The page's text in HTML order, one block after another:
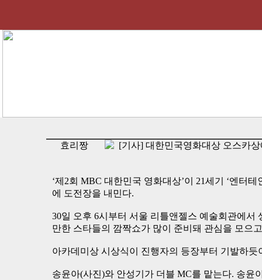
효리짱 [기사] 대한민국영화대상 오스카상
‘제2회 MBC 대한민국 영화대상’이 21세기 ‘엔터
에 도전장을 내민다.
30일 오후 6시부터 서울 리틀앤젤스 예술회관에서
만한 스타들의 깜짝쇼가 많이 준비돼 관심을 모으
아카데미상 시상식이 진행자의 등장부터 기발하듯
송윤아(사진)와 안성기가 더블 MC를 맡는다. 송윤